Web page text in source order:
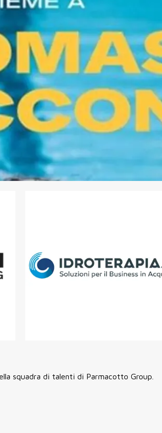
squadra di talenti di Parmacotto Group.